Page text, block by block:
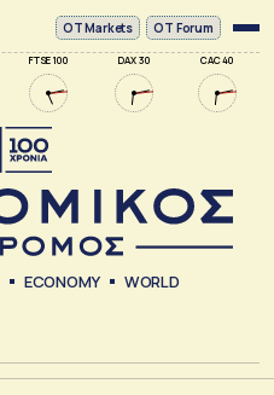
FTSE 100 DAX 30 CAC 40
ΟΤ Markets OT Forum
ECONOMY WORLD